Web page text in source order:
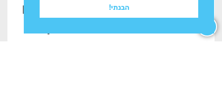
זקוקים לייעוץ? השאירו פרטים
הבנתי!